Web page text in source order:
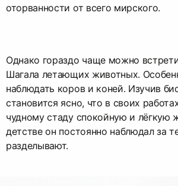
оторванности от всего мирского.
Однако гораздо чаще можно
Шагала летающих животных.
наблюдать коров и коней. Изучив
становится ясно, что в своих
чудному стаду спокойную и лёгкую
детстве он постоянно наблюдал за
разделывают.